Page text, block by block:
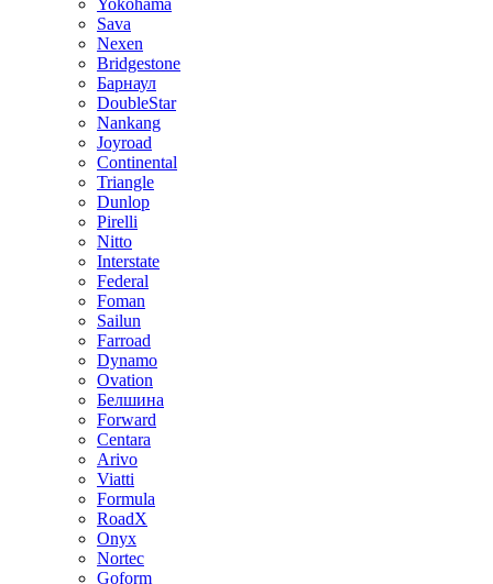
Yokohama
Sava
Nexen
Bridgestone
Барнаул
DoubleStar
Nankang
Joyroad
Continental
Triangle
Dunlop
Pirelli
Nitto
Interstate
Federal
Foman
Sailun
Farroad
Dynamo
Ovation
Белшина
Forward
Centara
Arivo
Viatti
Formula
RoadX
Onyx
Nortec
Goform